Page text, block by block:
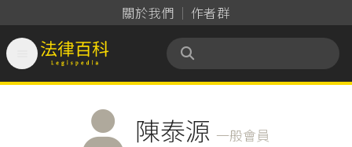
關於我們 作者群
法律百科 Legispedia
陳泰源 一般會員